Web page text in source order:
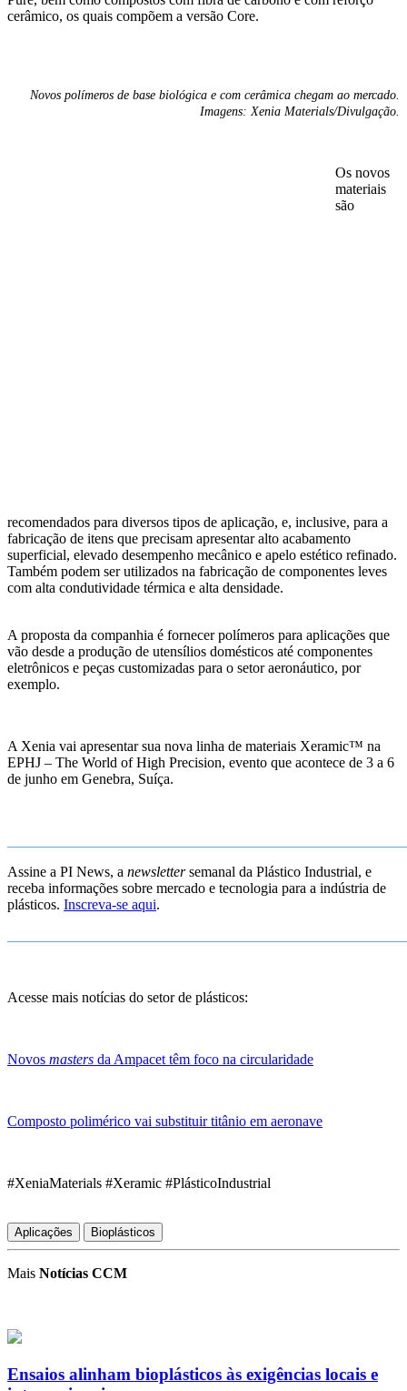
cerâmico, os quais compõem a versão Core.
Novos polímeros de base biológica e com cerâmica chegam ao mercado.
Imagens: Xenia Materials/Divulgação.
Os novos
materiais
são
recomendados para diversos tipos de aplicação, e, inclusive, para a
fabricação de itens que precisam apresentar alto acabamento
superficial, elevado desempenho mecânico e apelo estético refinado.
Também podem ser utilizados na fabricação de componentes leves
com alta condutividade térmica e alta densidade.
A proposta da companhia é fornecer polímeros para aplicações que
vão desde a produção de utensílios domésticos até componentes
eletrônicos e peças customizadas para o setor aeronáutico, por
exemplo.
A Xenia vai apresentar sua nova linha de materiais Xeramic™ na
EPHJ – The World of High Precision, evento que acontece de 3 a 6
de junho em Genebra, Suíça.
Assine a PI News, a newslettersemanal da Plástico Industrial, e
receba informações sobre mercado e tecnologia para a indústria de
plásticos. Inscreva-se aqui.
Acesse mais notícias do setor de plásticos:
Novos masters da Ampacet têm foco na circularidade
Composto polimérico vai substituir titânio em aeronave
#XeniaMaterials #Xeramic #PlásticoIndustrial
Aplicações Bioplásticos
Mais Notícias CCM
Ensaios alinham bioplásticos às exigências locais e